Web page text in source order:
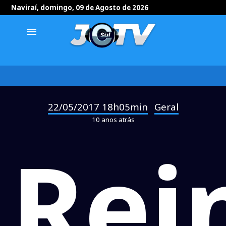
Naviraí, domingo, 09 de Agosto de 2026
menu
22/05/2017 18h05min Geral
10 anos atrás